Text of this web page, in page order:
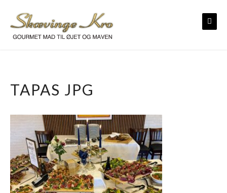
content
TAPAS JPG